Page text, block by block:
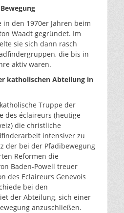
in den 1970er Jahren beim
Waadt gegründet. Im
sie sich dann rasch
die bis in
aktiv waren.
katholischen Abteilung in
Truppe der
des éclaireurs (heutige
die christliche
intensiver zu
der bei der Pfadibewegung
Reformen die
Baden-Powell treuer
des Eclaireurs Genevois
bei den
der Abteilung, sich einer
anzuschließen.